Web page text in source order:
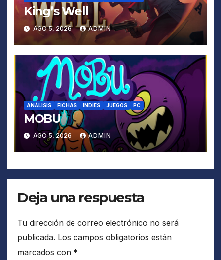
King’s Well
AGO 5, 2026 ADMIN
ANÁLISIS FICHAS INDIES JUEGOS PC
MOBU
AGO 5, 2026 ADMIN
Deja una respuesta
Tu dirección de correo electrónico no será
publicada. Los campos obligatorios están
marcados con *